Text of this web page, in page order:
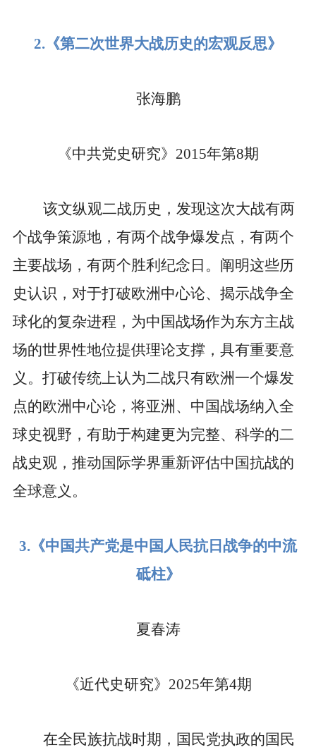
2. 《第二次世界大战历史的宏观反思》
张海鹏
《中共党史研究》 2015年第8期
该文纵观二战历史，发现这次大战有两
个战争策源地，有两个战争爆发点，有两个
主要战场，有两个胜利纪念日。阐明这些历
史认识，对于打破欧洲中心论、揭示战争全
球化的复杂进程，为中国战场作为东方主战
场的世界性地位提供理论支撑，具有重要意
义。打破传统上认为二战只有欧洲一个爆发
点的欧洲中心论，将亚洲、中国战场纳入全
球史视野，有助于构建更为完整、科学的二
战史观，推动国际学界重新评估中国抗战的
全球意义。
3. 《中国共产党是中国人民抗日战争的中流
砥柱》
夏春涛
《近代史研究》 2025年第4期
在全民族抗战时期，国民党执政的国民